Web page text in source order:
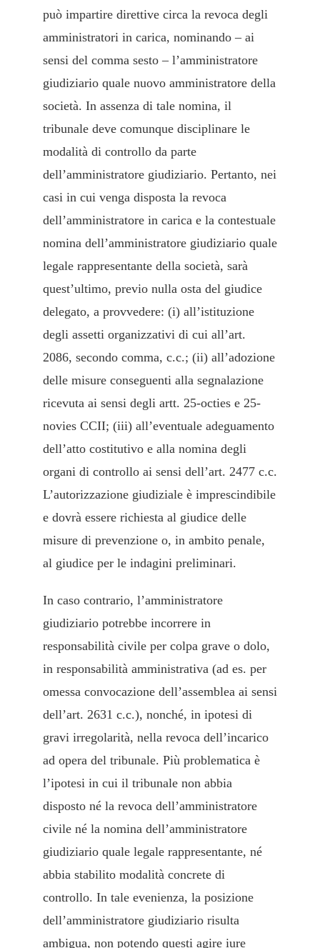
può impartire direttive circa la revoca degli
amministratori in carica, nominando – ai
sensi del comma sesto – l’amministratore
giudiziario quale nuovo amministratore della
società. In assenza di tale nomina, il
tribunale deve comunque disciplinare le
modalità di controllo da parte
dell’amministratore giudiziario. Pertanto, nei
casi in cui venga disposta la revoca
dell’amministratore in carica e la contestuale
nomina dell’amministratore giudiziario quale
legale rappresentante della società, sarà
quest’ultimo, previo nulla osta del giudice
delegato, a provvedere: (i) all’istituzione
degli assetti organizzativi di cui all’art.
2086, secondo comma, c.c.; (ii) all’adozione
delle misure conseguenti alla segnalazione
ricevuta ai sensi degli artt. 25-octies e 25-
novies CCII; (iii) all’eventuale adeguamento
dell’atto costitutivo e alla nomina degli
organi di controllo ai sensi dell’art. 2477 c.c.
L’autorizzazione giudiziale è imprescindibile
e dovrà essere richiesta al giudice delle
misure di prevenzione o, in ambito penale,
al giudice per le indagini preliminari.
In caso contrario, l’amministratore
giudiziario potrebbe incorrere in
responsabilità civile per colpa grave o dolo,
in responsabilità amministrativa (ad es. per
omessa convocazione dell’assemblea ai sensi
dell’art. 2631 c.c.), nonché, in ipotesi di
gravi irregolarità, nella revoca dell’incarico
ad opera del tribunale. Più problematica è
l’ipotesi in cui il tribunale non abbia
disposto né la revoca dell’amministratore
civile né la nomina dell’amministratore
giudiziario quale legale rappresentante, né
abbia stabilito modalità concrete di
controllo. In tale evenienza, la posizione
dell’amministratore giudiziario risulta
ambigua, non potendo questi agire iure